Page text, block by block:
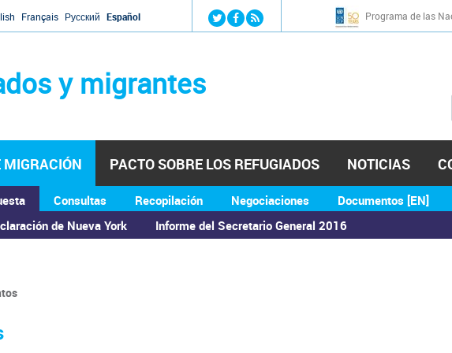
Jump to navigation
Français Русский Español Programa de las
y migrantes
MIGRACIÓN
de Nueva York Informe del Secretario General 2016
Consultas Recopilación Negociaciones Documentos [EN]
PACTO SOBRE LOS REFUGIADOS NOTICIAS